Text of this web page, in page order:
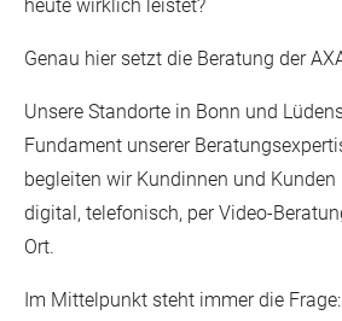
heute wirklich leistet?
Genau hier setzt die Beratung der
Unsere Standorte in Bonn und
Fundament unserer
begleiten wir Kundinnen und
digital, telefonisch, per Video-
Ort.
Im Mittelpunkt steht immer die